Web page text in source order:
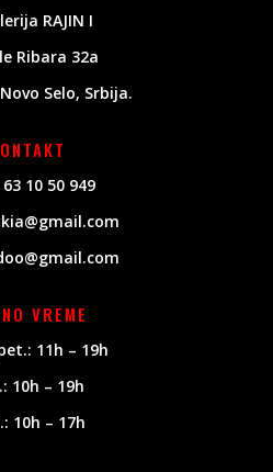
RAJIN I
Ribara 32a
Selo, Srbija.
10 50 949
VREME
11h – 19h
10h – 19h
10h – 17h